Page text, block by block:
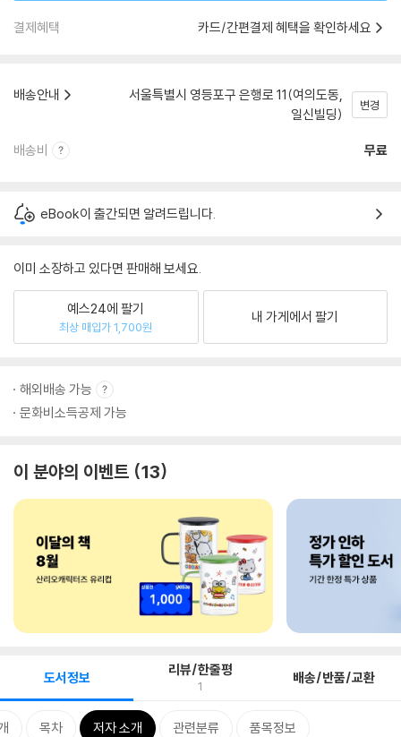
결제혜택 카드/간편결제 혜택을 확인하세요
배송안내
서울특별시 영등포구 은행로 11(여의도동,
일신빌딩)
변경
배송비 무료
eBook이 출간되면 알려드립니다.
이미 소장하고 있다면 판매해 보세요.
예스24에 팔기
최상 매입가 1,700원
내 가게에서 팔기
해외배송 가능
문화비소득공제 가능
이 분야의 이벤트 13
도서정보 리뷰/한줄평
1 배송/반품/교환
목차 저자 소개 관련분류 품목정보